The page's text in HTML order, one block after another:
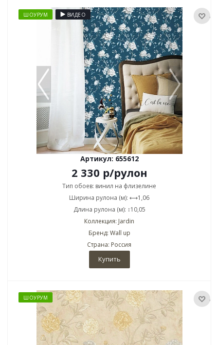
ШОУРУМ ВИДЕО
Артикул: 655612
2 330 р/рулон
Тип обоев: винил на флизелине
Ширина рулона (м): ⟷1,06
Длина рулона (м): ↕10,05
Коллекция: Jardin
Бренд: Wall up
Страна: Россия
Купить
ШОУРУМ